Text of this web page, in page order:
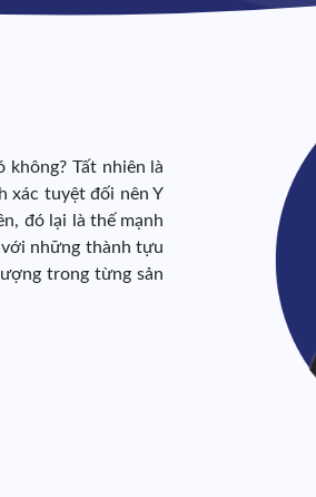
không? Tất nhiên là
xác tuyệt đối nên Y
đó lại là thế mạnh
những thành tựu
trong từng sản